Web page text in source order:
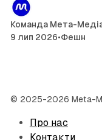
Команда Мета-
9 лип 2026•Фешн
© 2025-2026 Meta-
Про нас
Контакти